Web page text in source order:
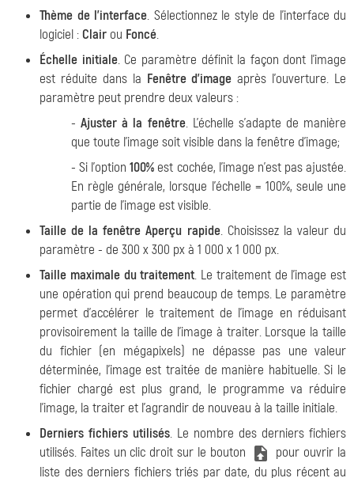
Thème de l'interface. Sélectionnez le style de l'interface du
logiciel :Clair ou Foncé.
Échelle initiale. Ce paramètre définit la façon dont l'image
est réduite dans la Fenêtre d'image après l'ouverture. Le
paramètre peut prendre deux valeurs :
-Ajuster à la fenêtre. L'échelle s'adapte de manière
que toute l'image soit visible dans la fenêtre d'image;
- Si l'option100% est cochée, l'image n'est pas ajustée.
En règle générale, lorsque l'échelle = 100%, seule une
partie de l'image est visible.
Taille de la fenêtre Aperçu rapide. Choisissez la valeur du
paramètre - de 300 x 300 px à 1 000 x 1 000 px.
Taille maximale du traitement. Le traitement de l'image est
une opération qui prend beaucoup de temps. Le paramètre
permet d'accélérer le traitement de l'image en réduisant
provisoirement la taille de l'image à traiter. Lorsque la taille
du fichier (en mégapixels) ne dépasse pas une valeur
déterminée, l'image est traitée de manière habituelle. Si le
fichier chargé est plus grand, le programme va réduire
l'image, la traiter et l'agrandir de nouveau à la taille initiale.
Derniers fichiers utilisés. Le nombre des derniers fichiers
utilisés. Faites un clic droit sur le bouton
pour ouvrir la
liste des derniers fichiers triés par date, du plus récent au